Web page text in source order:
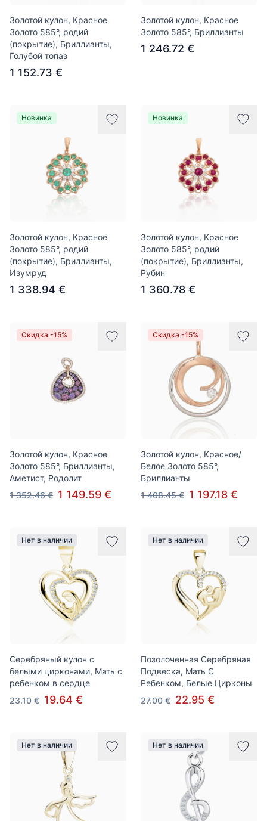
Золотой кулон, Красное
Золото 585°, родий
(покрытие), Бриллианты,
Голубой топаз
1 152.73 €
Золотой кулон, Красное
Золото 585°, Бриллианты
1 246.72 €
Новинка
Золотой кулон, Красное
Золото 585°, родий
(покрытие), Бриллианты,
Изумруд
1 338.94 €
Новинка
Золотой кулон, Красное
Золото 585°, родий
(покрытие), Бриллианты,
Рубин
1 360.78 €
Скидка -15%
Золотой кулон, Красное
Золото 585°, Бриллианты,
Аметист, Родолит
1 352.46 € 1 149.59 €
Скидка -15%
Золотой кулон, Красное/
Белое Золото 585°,
Бриллианты
1 408.45 € 1 197.18 €
Нет в наличии
Серебряный кулон с
белыми цирконами, Мать с
ребенком в сердце
23.10 € 19.64 €
Нет в наличии
Позолоченная Серебряная
Подвеска, Мать С
Ребенком, Белые Цирконы
27.00 € 22.95 €
Нет в наличии Нет в наличии